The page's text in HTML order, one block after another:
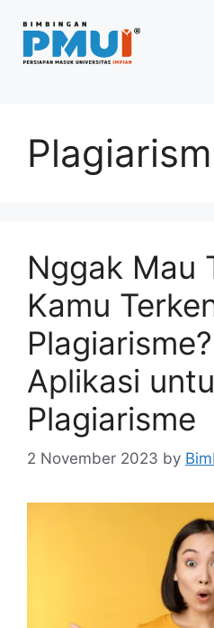
Plagiarism
Nggak Mau
Kamu
Aplikasi
Plagiarisme
2 November 2023 by